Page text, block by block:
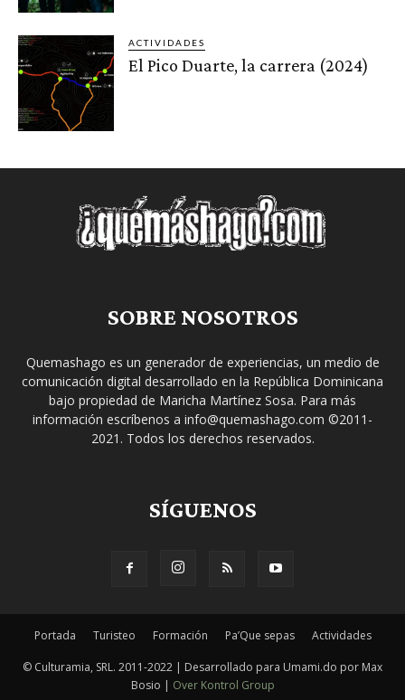
ACTIVIDADES
El Pico Duarte, la carrera (2024)
SOBRE NOSOTROS
Quemashago es un generador de experiencias, un medio de
comunicación digital desarrollado en la República Dominicana
bajo propiedad de Maricha Martínez Sosa. Para más
información escríbenos a info@quemashago.com ©2011-
2021. Todos los derechos reservados.
SÍGUENOS
Portada Turisteo Formación Pa’Que sepas Actividades
© Culturamia, SRL. 2011-2022 | Desarrollado para Umami.do por Max
Bosio | Over Kontrol Group